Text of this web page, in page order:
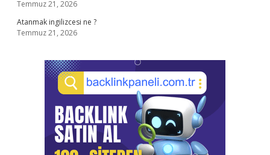
Temmuz 21, 2026
Atanmak ingilizcesi ne ?
Temmuz 21, 2026